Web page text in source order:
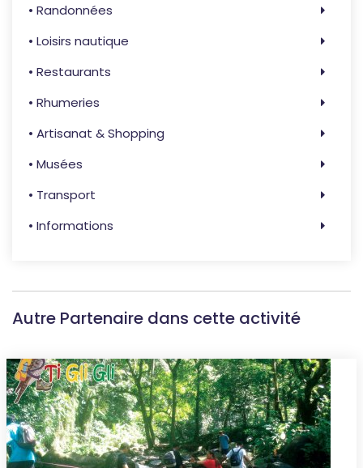
• Randonnées
• Loisirs nautique
• Restaurants
• Rhumeries
• Artisanat & Shopping
• Musées
• Transport
• Informations
Autre Partenaire dans cette activité